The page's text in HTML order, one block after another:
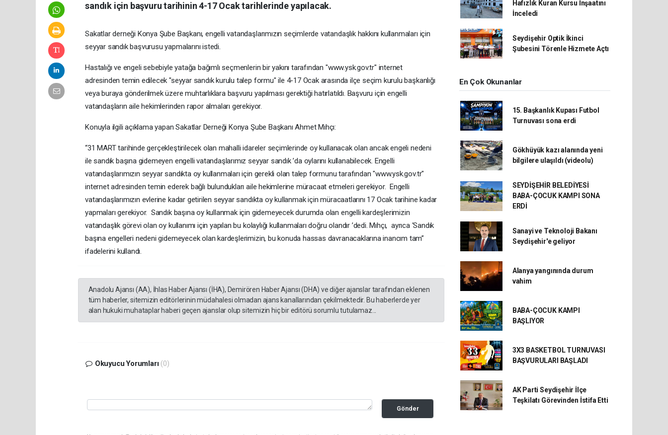
sandık için başvuru tarihinin 4-17 Ocak tarihlerinde yapılacak.
Sakatlar derneği Konya Şube Başkanı, engelli vatandaşlarımızın seçimlerde vatandaşlık hakkını kullanmaları için
seyyar sandık başvurusu yapmalarını istedi.
Hastalığı ve engeli sebebiyle yatağa bağımlı seçmenlerin bir yakını tarafından "www.ysk.gov.tr" internet
adresinden temin edilecek "seyyar sandık kurulu talep formu" ile 4-17 Ocak arasında ilçe seçim kurulu başkanlığı
veya buraya gönderilmek üzere muhtarlıklara başvuru yapılması gerektiği hatırlatıldı. Başvuru için engelli
vatandaşların aile hekimlerinden rapor almaları gerekiyor.
Konuyla ilgili açıklama yapan Sakatlar Derneği Konya Şube Başkanı Ahmet Mıhçı:
“31 MART tarihinde gerçekleştirilecek olan mahalli idareler seçimlerinde oy kullanacak olan ancak engeli nedeni
ile sandık başına gidemeyen engelli vatandaşlarımız seyyar sandık ’da oylarını kullanabilecek. Engelli
vatandaşlarımızın seyyar sandıkta oy kullanmaları için gerekli olan talep formunu tarafından "www.ysk.gov.tr"
internet adresinden temin ederek bağlı bulundukları aile hekimlerine müracaat etmeleri gerekiyor. Engelli
vatandaşlarımızın evlerine kadar getirilen seyyar sandıkta oy kullanmak için müracaatlarını 17 Ocak tarihine kadar
yapmaları gerekiyor. Sandık başına oy kullanmak için gidemeyecek durumda olan engelli kardeşlerimizin
vatandaşlık görevi olan oy kullanımı için yapılan bu kolaylığı kullanmaları doğru olandır ’dedi. Mıhçı, ayrıca ‘Sandık
başına engelleri nedeni gidemeyecek olan kardeşlerimizin, bu konuda hassas davranacaklarına inancım tam”
ifadelerini kullandı.
Anadolu Ajansı (AA), İhlas Haber Ajansı (İHA), Demirören Haber Ajansı (DHA) ve diğer ajanslar tarafından eklenen
tüm haberler, sitemizin editörlerinin müdahalesi olmadan ajans kanallarından çekilmektedir. Bu haberlerde yer
alan hukuki muhataplar haberi geçen ajanslar olup sitemizin hiç bir editörü sorumlu tutulamaz...
Okuyucu Yorumları (0)
Gönder
Hafızlık Kuran Kursu İnşaatını
İnceledi
Seydişehir Optik İkinci
Şubesini Törenle Hizmete Açtı
En Çok Okunanlar
15. Başkanlık Kupası Futbol
Turnuvası sona erdi
Gökhüyük kazı alanında yeni
bilgilere ulaşıldı (videolu)
SEYDİŞEHİR BELEDİYESİ
BABA-ÇOCUK KAMPI SONA
ERDİ
Sanayi ve Teknoloji Bakanı
Seydişehir'e geliyor
Alanya yangınında durum
vahim
BABA-ÇOCUK KAMPI
BAŞLIYOR
3X3 BASKETBOL TURNUVASI
BAŞVURULARI BAŞLADI
AK Parti Seydişehir İlçe
Teşkilatı Görevinden İstifa Etti